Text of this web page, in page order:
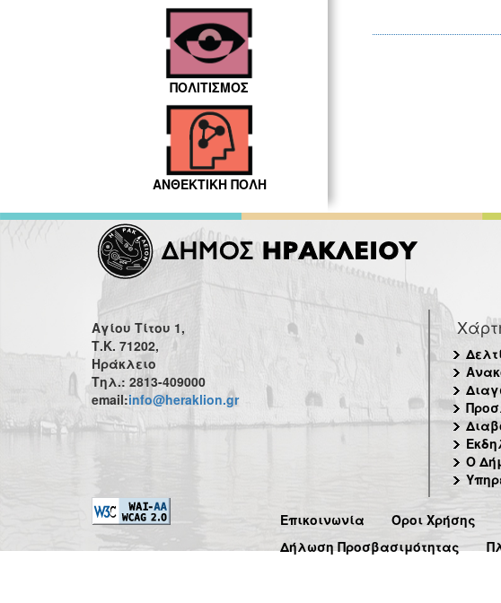
ΠΟΛΙΤΙΣΜΟΣ
ΑΝΘΕΚΤΙΚΗ ΠΟΛΗ
Αγίου Τίτου 1,
Τ.Κ. 71202,
Ηράκλειο
Τηλ.: 2813-409000
email:info@heraklion.gr
Ο
Επικοινωνία
Όροι Χρήσης
Δήλωση Προσβασιμότητας